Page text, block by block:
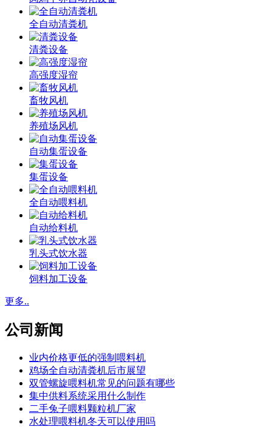
全自动清粪机
清粪设备
高强度湿帘
畜牧风机
养殖场风机
自动集蛋设备
集蛋设备
全自动喂料机
自动给料机
乳头式饮水器
饲料加工设备
更多..
公司新闻
业内价格更低的强制喂料机
鸡场全自动清粪机后市展望
双管螺旋喂料机常见的问题有哪些
集中供料系统采用什么制作
二手兔子喂料颗粒机厂家
水处理喂料机冬天可以使用吗